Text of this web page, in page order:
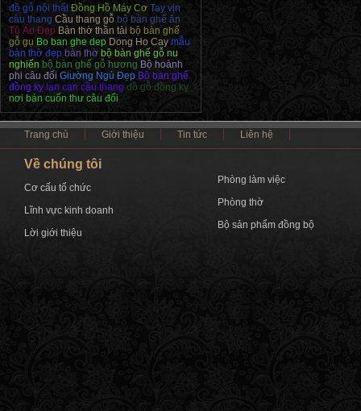
đồ gỗ nội thất Đồng Hồ Máy Cơ Tay vịn
càu thang Cầu thang gỗ bộ bàn ghế ăn
Tủ Áo Đẹp Bàn thờ thần tài bộ bàn ghế
gỗ gụ Bo ban ghe dep Dong Ho Cay mẫu
bàn thờ đẹp bàn thờ bộ bàn ghế gỗ nu
nghiến bộ bàn ghế gỗ hương Bộ hoành
phi câu đối Giường Ngủ Đẹp Bộ bàn ghế
đồng kỵ lan can cầu thang đồ gỗ đồng kỵ
nơi bán cuốn thư câu đối
Trang chủ Giới thiệu Tin tức Liên hệ
Về chúng tôi
Cơ cấu tổ chức
Lĩnh vực kinh doanh
Lời giới thiệu
Phòng làm việc
Phòng thờ
Bộ sản phẩm đồng bộ